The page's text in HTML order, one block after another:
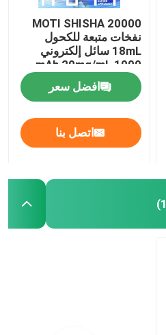
MOTI SHISHA 20000
نفخات متبعة للكحول
18mL سائل إلكتروني
1000 mAh 20mg/mL
النيكوتين النوع C
افضل سعر
اتصل بنا